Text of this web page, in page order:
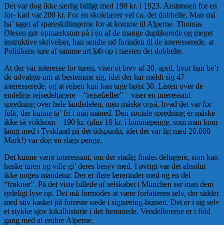
Det var dog ikke særlig billigt med 190 kr. i 1923. Årslønnen for en
for- karl var 200 kr. For en skolelærer vel ca. det dobbelte. Man må
ha’ taget af spareskillingerne for at komme til Alperne. Thomas
Olesen gør opmærksom på i en af de mange duplikerede og meget
instruktive skrivelser, han sendte ud forinden til de interesserede, at
Politikens ture af samme art løb op i næsten det dobbelte.
At der var interesse for turen, viser et brev af 20. april, hvor han be’r
de udvalgte om at bestemme sig, idet der har meldt sig 47
interesserede, og at rejsen kun kan tage højst 30. Listen over de
endelige rejsedeltagere – “rejsefæller” – viser en interessant
spredning over hele landsdelen, men måske også, hvad det var for
folk, der kunne ta’ fri i maj måned. Den sociale spredning er måske
ikke så voldsom – 190 kr. (plus 10 kr. i lommepenge, som man kom
langt med i Tyskland på det tidspunkt, idet det var lig med 20.000
Mark!) var dog en slags penge.
Det kunne være interessant, om der stadig findes deltagere, som kan
huske turen og ville gi’ deres besyv med. I øvrigt var det absolut
ikke nogen mandetur. Der er flere lærerinder med og en del
“frøkner”. På det viste billede af selskabet i München ser man dem
tydeligt lyse op. Det må formodes at være forfatteren selv, der sidder
med stiv kasket på forreste sæde i sigtseeing-bussen. Det er i sig selv
et stykke sjov lokalhistorie i det fremmede. Vendelboerne er i fuld
gang med at erobre Alperne.